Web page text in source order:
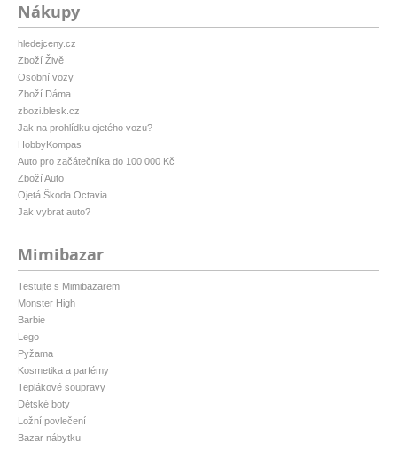
Nákupy
hledejceny.cz
Zboží Živě
Osobní vozy
Zboží Dáma
zbozi.blesk.cz
Jak na prohlídku ojetého vozu?
HobbyKompas
Auto pro začátečníka do 100 000 Kč
Zboží Auto
Ojetá Škoda Octavia
Jak vybrat auto?
Mimibazar
Testujte s Mimibazarem
Monster High
Barbie
Lego
Pyžama
Kosmetika a parfémy
Teplákové soupravy
Dětské boty
Ložní povlečení
Bazar nábytku